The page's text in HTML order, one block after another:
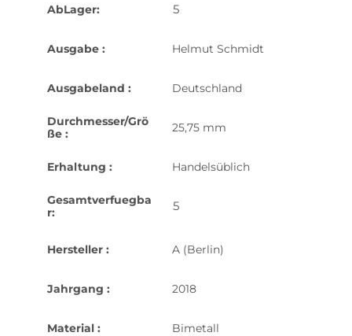
AbLager: 5
Ausgabe : Helmut Schmidt
Ausgabeland : Deutschland
Durchmesser/Grö
ße :
25,75 mm
Erhaltung : Handelsüblich
Gesamtverfuegba
r:
5
Hersteller : A (Berlin)
Jahrgang : 2018
Material : Bimetall